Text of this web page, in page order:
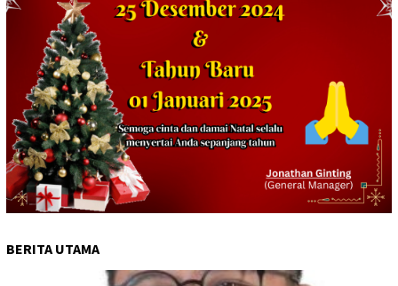
BERITA UTAMA